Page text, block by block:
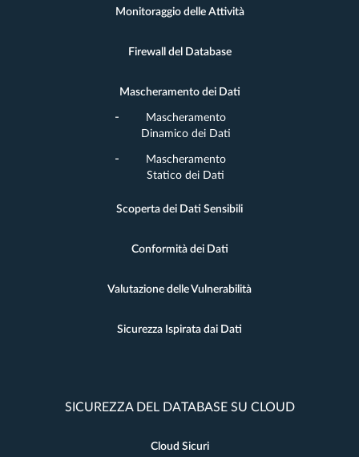
Monitoraggio delle Attività
Firewall del Database
Mascheramento dei Dati
Mascheramento
Dinamico dei Dati
Mascheramento
Statico dei Dati
Scoperta dei Dati Sensibili
Conformità dei Dati
Valutazione delle Vulnerabilità
Sicurezza Ispirata dai Dati
SICUREZZA DEL DATABASE SU CLOUD
Cloud Sicuri